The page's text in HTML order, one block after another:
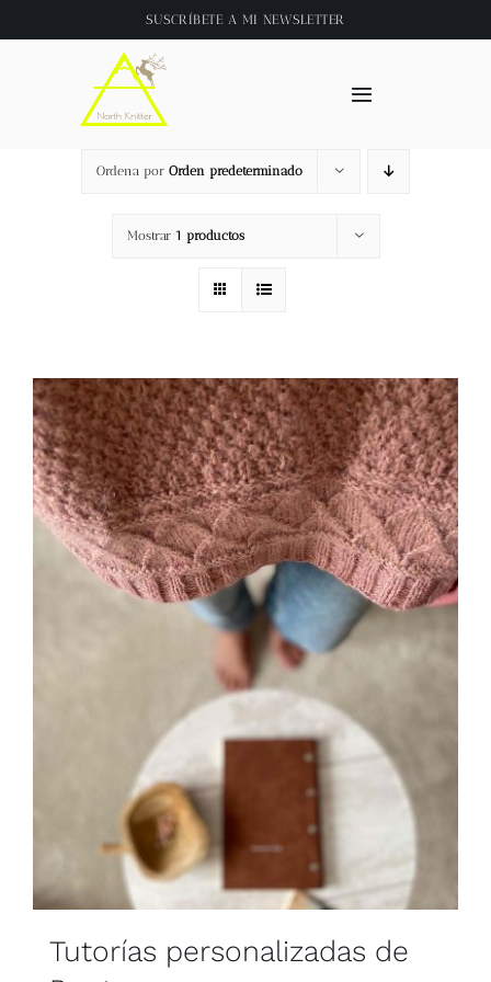
al
SUSCRÍBETE A MI NEWSLETTER
Toggle
Inicio
About
Tienda
Videos
Blog
Contacto
Newsletter
Carrito
Mi cuenta
Ordena por Orden predeterminado
Mostrar 1 productos
Tutorías personalizadas de